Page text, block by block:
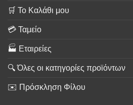
🛒 Το Καλάθι μου
💳 Ταμείο
🏭 Εταιρείες
🔍 Όλες οι κατηγορίες προϊόντων
✉️ Πρόσκληση Φίλου